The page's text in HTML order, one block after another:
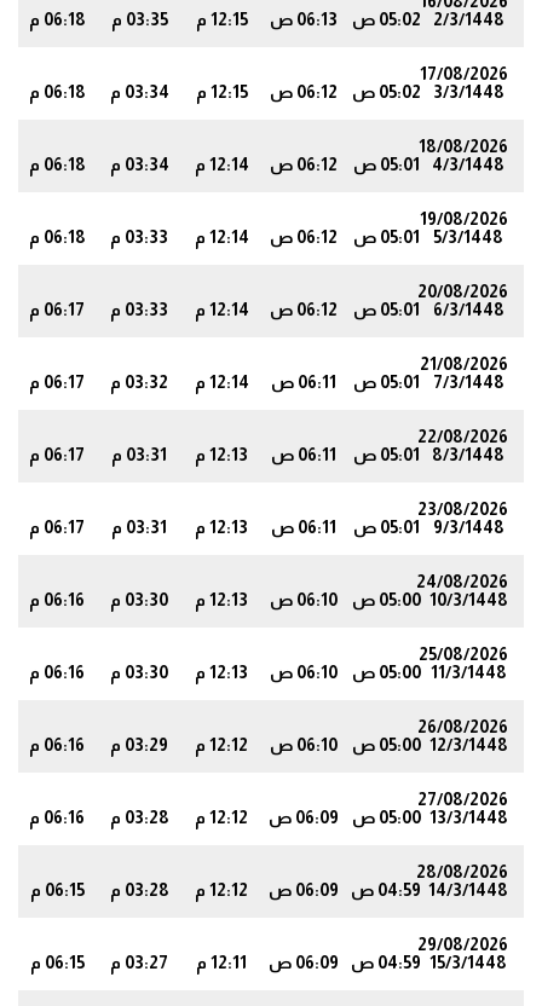
2/3/1448
05:02 ص 06:13 ص 12:15 م 03:35 م 06:18 م
17/08/2026
3/3/1448
05:02 ص 06:12 ص 12:15 م 03:34 م 06:18 م
18/08/2026
4/3/1448
05:01 ص 06:12 ص 12:14 م 03:34 م 06:18 م
19/08/2026
5/3/1448
05:01 ص 06:12 ص 12:14 م 03:33 م 06:18 م
20/08/2026
6/3/1448
05:01 ص 06:12 ص 12:14 م 03:33 م 06:17 م
21/08/2026
7/3/1448
05:01 ص 06:11 ص 12:14 م 03:32 م 06:17 م
22/08/2026
8/3/1448
05:01 ص 06:11 ص 12:13 م 03:31 م 06:17 م
23/08/2026
9/3/1448
05:01 ص 06:11 ص 12:13 م 03:31 م 06:17 م
24/08/2026
10/3/1448 05:00 ص 06:10 ص 12:13 م 03:30 م 06:16 م
25/08/2026
11/3/1448 05:00 ص 06:10 ص 12:13 م 03:30 م 06:16 م
26/08/2026
12/3/1448 05:00 ص 06:10 ص 12:12 م 03:29 م 06:16 م
27/08/2026
13/3/1448 05:00 ص 06:09 ص 12:12 م 03:28 م 06:16 م
28/08/2026
14/3/1448 04:59 ص 06:09 ص 12:12 م 03:28 م 06:15 م
29/08/2026
15/3/1448 04:59 ص 06:09 ص 12:11 م 03:27 م 06:15 م